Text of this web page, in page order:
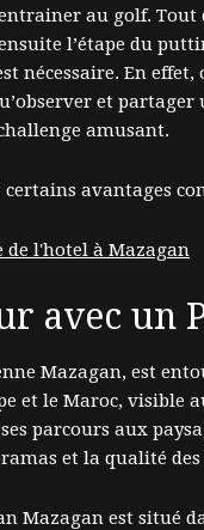
au golf.
l’étape du
nécessaire. En
et
amusant.
certains avantages
avec un
Mazagan, est
et le Maroc, visible
parcours aux
et la qualité
Mazagan est situé